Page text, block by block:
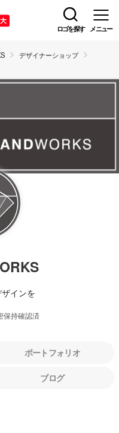
ロゴを探す メニュー
デザイナーショップ
インを
保持確認済
ポートフォリオ
ブログ